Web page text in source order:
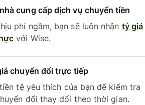
cung cấp dịch vụ chuyển tiền
phí ngầm, bạn sẽ luôn nhận tỷ giá
với Wise.
chuyển đổi trực tiếp
tệ yêu thích của bạn để kiểm tra
đổi thay đổi theo thời gian.